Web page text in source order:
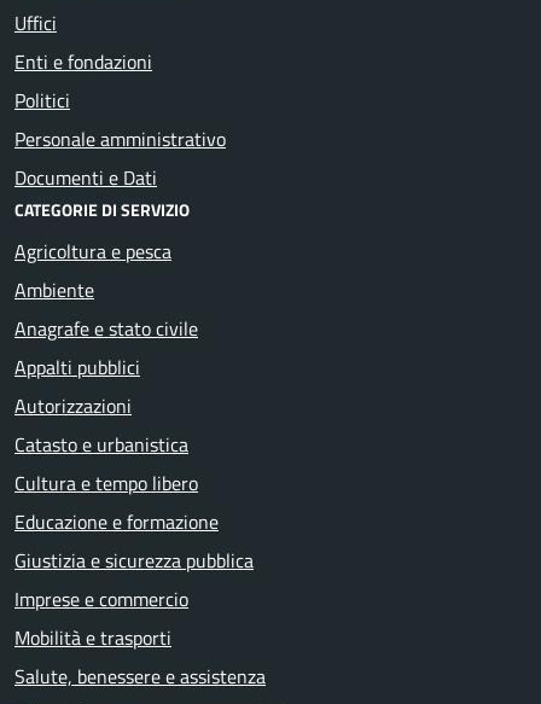
Uffici
Enti e fondazioni
Politici
Personale amministrativo
Documenti e Dati
CATEGORIE DI SERVIZIO
Agricoltura e pesca
Ambiente
Anagrafe e stato civile
Appalti pubblici
Autorizzazioni
Catasto e urbanistica
Cultura e tempo libero
Educazione e formazione
Giustizia e sicurezza pubblica
Imprese e commercio
Mobilità e trasporti
Salute, benessere e assistenza